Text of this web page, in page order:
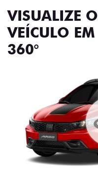
VISUALIZE O
VEÍCULO EM
360°